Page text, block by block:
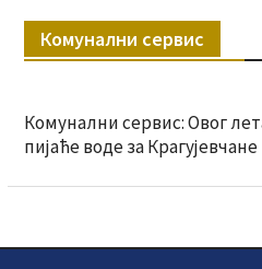
Комунални сервис
Комунални сервис: Овог
пијаће воде за Крагујевчане